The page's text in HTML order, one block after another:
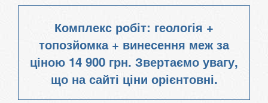
Комплекс робіт: геологія +
топозйомка + винесення меж за
ціною 14 900 грн. Звертаємо увагу,
що на сайті ціни орієнтовні.